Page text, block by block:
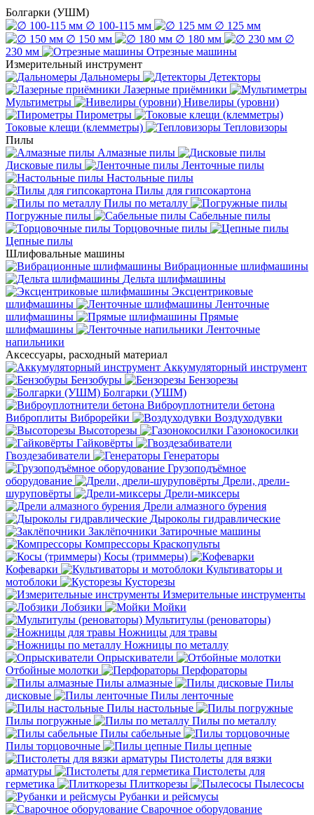
Болгарки (УШМ)
∅ 100-115 мм
∅ 125 мм
∅ 150 мм
∅ 180 мм
∅
230 мм
Отрезные машины
Измерительный инструмент
Дальномеры
Детекторы
Лазерные приёмники
Мультиметры
Нивелиры (уровни)
Пирометры
Токовые клещи (клемметры)
Тепловизоры
Пилы
Алмазные пилы
Дисковые пилы
Ленточные пилы
Настольные пилы
Пилы для гипсокартона
Пилы по металлу
Погружные пилы
Сабельные пилы
Торцовочные пилы
Цепные пилы
Шлифовальные машины
Вибрационные шлифмашины
Дельта шлифмашины
Эксцентриковые
шлифмашины
Ленточные
шлифмашины
Прямые
шлифмашины
Ленточные
напильники
Аксессуары, расходный материал
Аккумуляторный инструмент
Бензобуры
Бензорезы
Болгарки (УШМ)
Виброуплотнители бетона
Виброплиты Виброрейки
Воздуходувки
Высоторезы
Газонокосилки
Гайковёрты
Гвоздезабиватели
Генераторы
Грузоподъёмное
оборудование
Дрели, дрели-
шуруповёрты
Дрели-миксеры
Дрели алмазного бурения
Дыроколы гидравлические
Заклёпочники Затирочные машины
Компрессоры Краскопульты
Косы (триммеры)
Кофеварки
Культиваторы и
мотоблоки
Кусторезы
Измерительные инструменты
Лобзики
Мойки
Мультитулы (реноваторы)
Ножницы для травы
Ножницы по металлу
Опрыскиватели
Отбойные молотки
Перфораторы
Пилы алмазные
Пилы
дисковые
Пилы ленточные
Пилы настольные
Пилы погружные
Пилы по металлу
Пилы сабельные
Пилы торцовочные
Пилы цепные
Пистолеты для вязки
арматуры
Пистолеты для
герметика
Плиткорезы
Пылесосы
Рубанки и рейсмусы
Сварочное оборудование